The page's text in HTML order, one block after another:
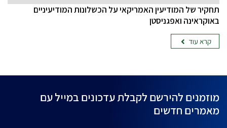
תחקיר של המודיעין האמריקאי על הכשלונות המודיעיניים
באוקראינה ואפגניסטן
קרא עוד
מוזמנים להירשם לקבלת עדכונים במייל עם
מאמרים חדשים